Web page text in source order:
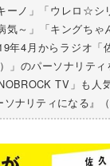
ーノ」「ウレロ☆シ
気～」「キングちゃ
年4月からラジオ「
」のパーソナリティ
TV」も人
ナリティになる』（